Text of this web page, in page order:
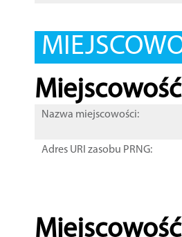
Nazwa miejscowości:
Adres URI zasobu PRNG: